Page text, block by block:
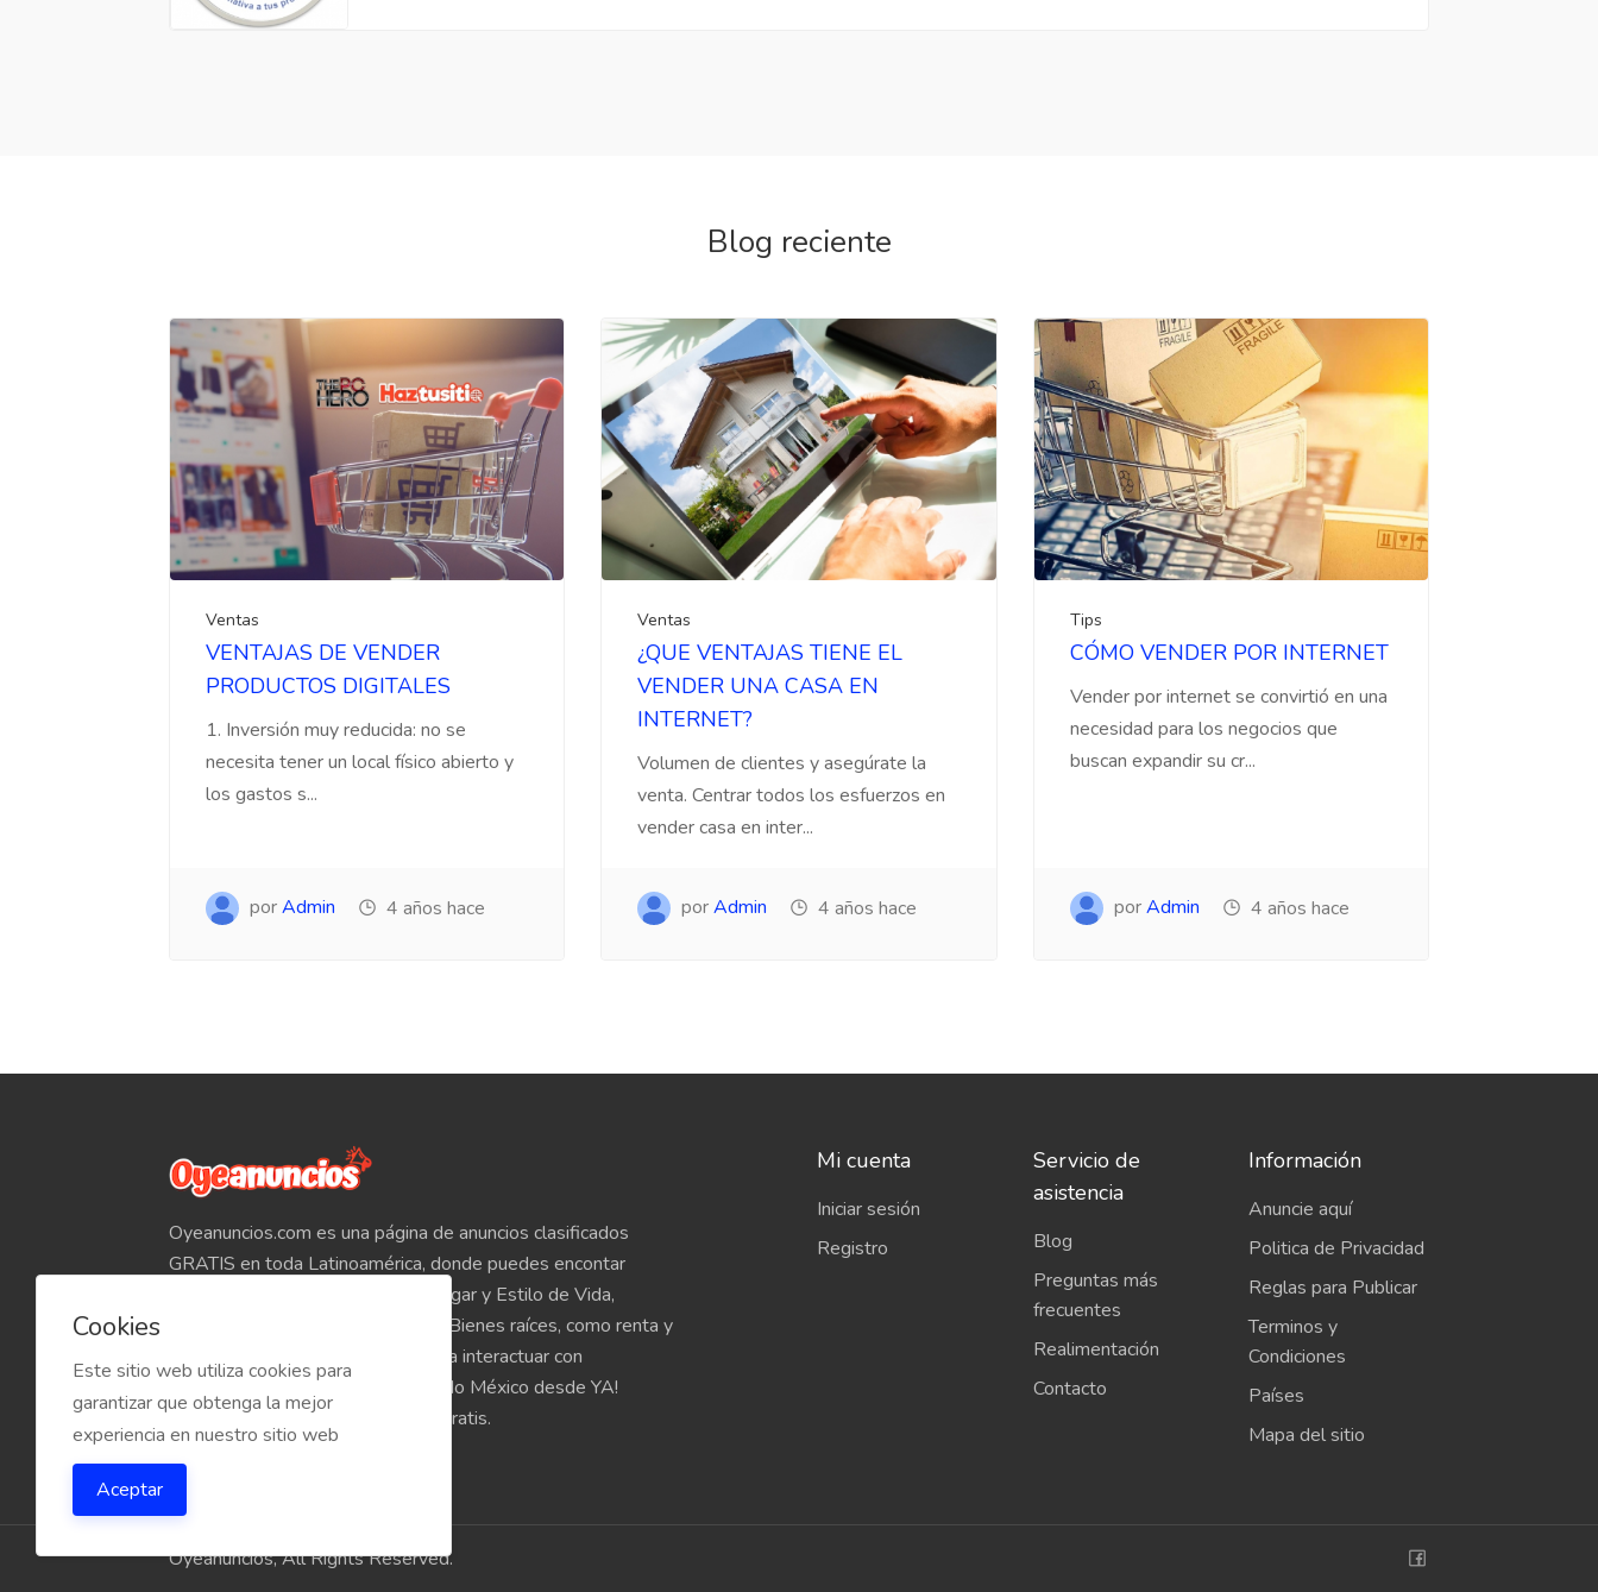
Blog reciente
Ventas
VENTAJAS DE VENDER
PRODUCTOS DIGITALES
1. Inversión muy reducida: no se
necesita tener un local físico abierto y
los gastos s...
porAdmin 4 años hace
Ventas
¿QUE VENTAJAS TIENE EL
VENDER UNA CASA EN
INTERNET?
Volumen de clientes y asegúrate la
venta. Centrar todos los esfuerzos en
vender casa en inter...
porAdmin 4 años hace
Tips
CÓMO VENDER POR INTERNET
Vender por internet se convirtió en una
necesidad para los negocios que
buscan expandir su cr...
porAdmin 4 años hace
Oyeanuncios.com es una página de anuncios clasificados
GRATIS en toda Latinoamérica, donde puedes encontar
Empleos, Autos, Motocicletas, Hogar y Estilo de Vida,
Teléfonos, Tabletas, Electrónicos, Bienes raíces, como renta y
venta de inmuebles, etc. Empieza a interactuar con
compradores y vendedores de todo México desde YA!
Oyeanuncios.com es totalmente Gratis.
Mi cuenta
Iniciar sesión
Registro
Servicio de
asistencia
Blog
Preguntas más
frecuentes
Realimentación
Contacto
Información
Anuncie aquí
Politica de Privacidad
Reglas para Publicar
Terminos y
Condiciones
Países
Mapa del sitio
Oyeanuncios, All Rights Reserved.
Cookies
Este sitio web utiliza cookies para
garantizar que obtenga la mejor
experiencia en nuestro sitio web
Aceptar